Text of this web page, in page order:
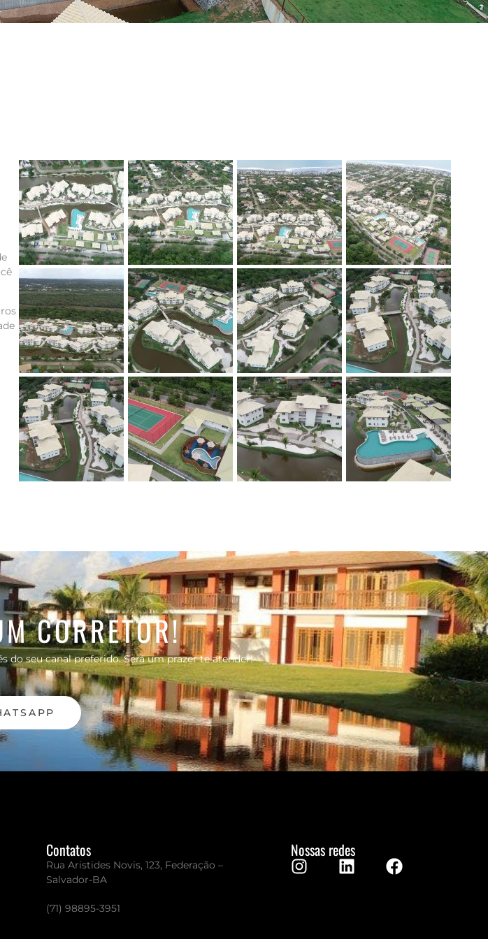
CORRETOR!
do seu canal preferido. Será um prazer te atender!
Contatos
Rua Aristides Novis, 123, Federação –
Salvador-BA
(71) 98895-3951
Nossas redes